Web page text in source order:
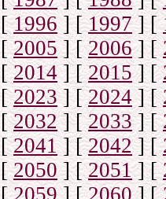
[1996] [1997] [
[2005] [2006] [
[2014] [2015] [
[2023] [2024] [
[2032] [2033] [
[2041] [2042] [
[2050] [2051] [
[2059 ] [2060] [